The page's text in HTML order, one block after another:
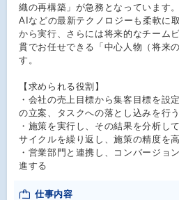
織の再構築」が急務となっています
AIなどの最新テクノロジーも柔軟に
から実行、さらには将来的なチーム
貫でお任せできる「中心人物（将来
す。
【求められる役割】
・会社の売上目標から集客目標を設
の立案、タスクへの落とし込みを行う
・施策を実行し、その結果を分析し
サイクルを繰り返し、施策の精度を
・営業部門と連携し、コンバージョ
進する
仕事内容